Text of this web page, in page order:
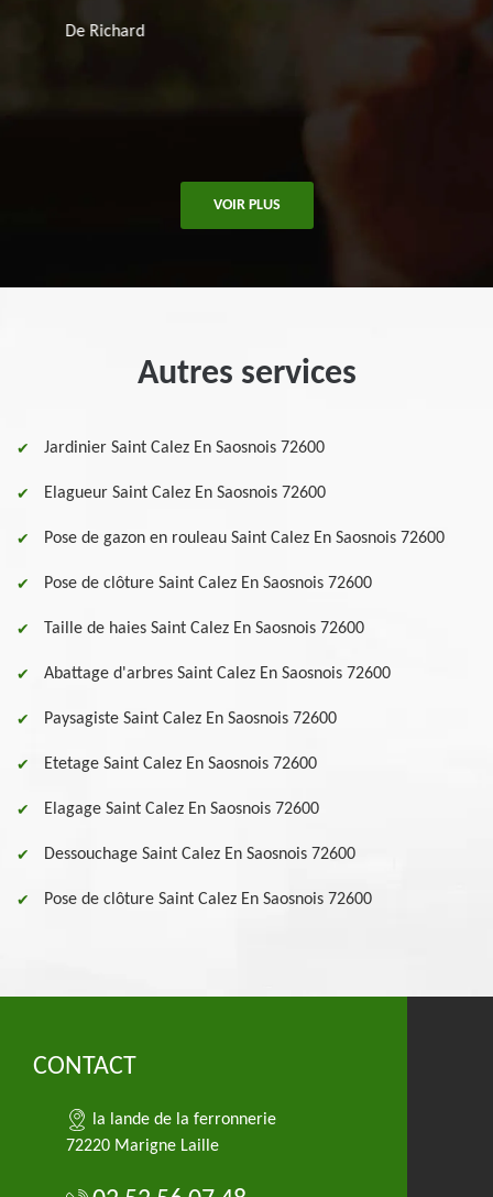
VOIR PLUS
Autres services
Jardinier Saint Calez En Saosnois 72600
Elagueur Saint Calez En Saosnois 72600
Pose de gazon en rouleau Saint Calez En Saosnois 72600
Pose de clôture Saint Calez En Saosnois 72600
Taille de haies Saint Calez En Saosnois 72600
Abattage d'arbres Saint Calez En Saosnois 72600
Paysagiste Saint Calez En Saosnois 72600
Etetage Saint Calez En Saosnois 72600
Elagage Saint Calez En Saosnois 72600
Dessouchage Saint Calez En Saosnois 72600
Pose de clôture Saint Calez En Saosnois 72600
CONTACT
la lande de la ferronnerie
72220 Marigne Laille